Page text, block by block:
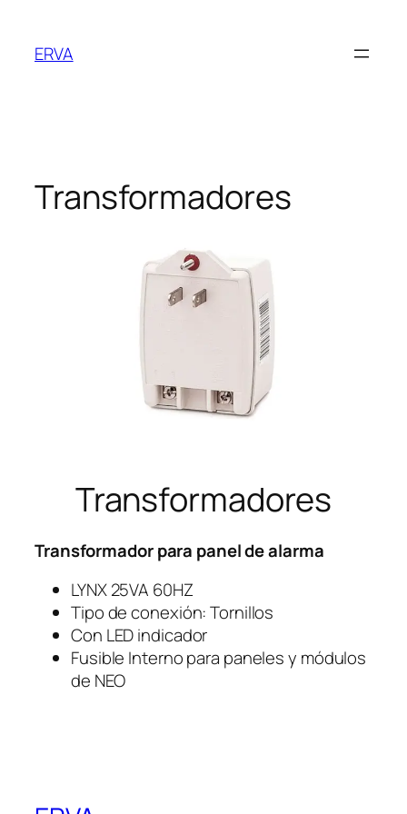
contenido
ERVA
Transformadores
Transformadores
Transformador para panel de alarma
LYNX 25VA 60HZ
Tipo de conexión: Tornillos
Con LED indicador
Fusible Interno para paneles y módulos
de NEO